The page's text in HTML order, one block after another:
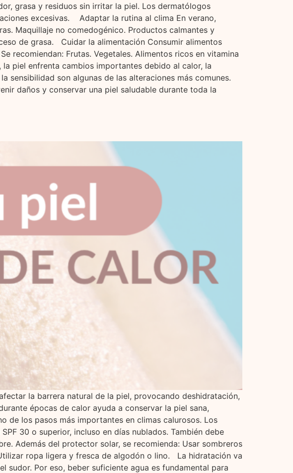
grasa y residuos sin irritar la piel. Los dermatólogos
excesivas. Adaptar la rutina al clima En verano,
Maquillaje no comedogénico. Productos calmantes y
de grasa. Cuidar la alimentación Consumir alimentos
recomiendan: Frutas. Vegetales. Alimentos ricos en vitamina
piel enfrenta cambios importantes debido al calor, la
sensibilidad son algunas de las alteraciones más comunes.
daños y conservar una piel saludable durante toda la
la barrera natural de la piel, provocando deshidratación,
épocas de calor ayuda a conservar la piel sana,
los pasos más importantes en climas calurosos. Los
30 o superior, incluso en días nublados. También debe
Además del protector solar, se recomienda: Usar sombreros
ropa ligera y fresca de algodón o lino. La hidratación va
Por eso, beber suficiente agua es fundamental para